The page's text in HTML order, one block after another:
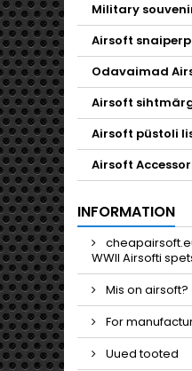
Military
Airsoft
Odavaimad
Airsoft
Airsoft püstoli
Airsoft
INFORMATION
WWII Airsofti
Mis on airsoft?
For
Uued tooted